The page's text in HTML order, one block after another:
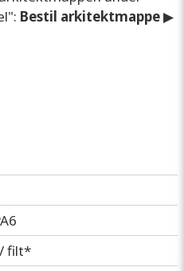
Bestil arkitektmappe▶
filt*